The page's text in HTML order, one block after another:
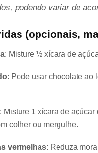
podendo variar de
(opcionais,
: Misture ½ xícara de
: Pode usar chocolate ao
: Misture 1 xícara de
colher ou mergulhe.
vermelhas: Reduza